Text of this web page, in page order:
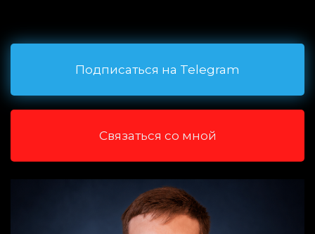
Подписаться на Telegram
Связаться со мной